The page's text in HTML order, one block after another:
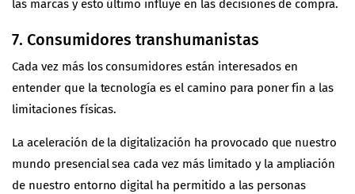
las marcas y esto último influye en las decisiones de compra.
7. Consumidores transhumanistas
Cada vez más los consumidores están interesados en
entender que la tecnología es el camino para poner fin a las
limitaciones físicas.
La aceleración de la digitalización ha provocado que nuestro
mundo presencial sea cada vez más limitado y la ampliación
de nuestro entorno digital ha permitido a las personas